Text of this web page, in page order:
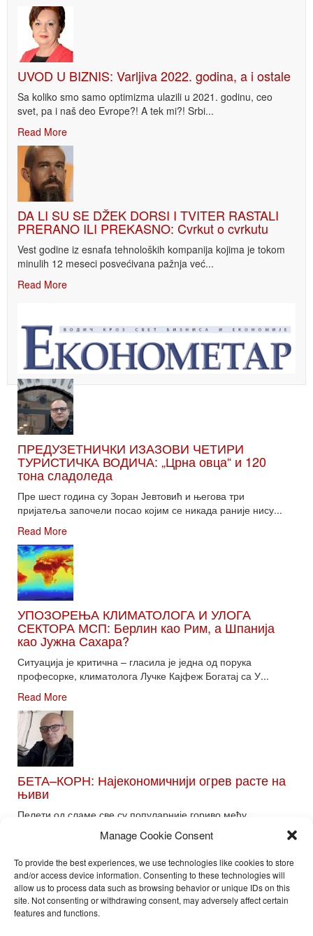
Manage Cookie Consent
To provide the best experiences, we use technologies like cookies to store
and/or access device information. Consenting to these technologies will
allow us to process data such as browsing behavior or unique IDs on this
site. Not consenting or withdrawing consent, may adversely affect certain
features and functions.
UVOD U BIZNIS: Varljiva 2022. godina, a i ostale
Sa koliko smo samo optimizma ulazili u 2021. godinu, ceo
svet, pa i naš deo Evrope?! A tek mi?! Srbi...
Read More
DA LI SU SE DŽEK DORSI I TVITER RASTALI
PRERANO ILI PREKASNO: Cvrkut o cvrkutu
Vest godine iz esnafa tehnoloških kompanija kojima je tokom
minulih 12 meseci posvećivana pažnja već...
Read More
ПРЕДУЗЕТНИЧКИ ИЗАЗОВИ ЧЕТИРИ
ТУРИСТИЧКА ВОДИЧА: „Црна овца“ и 120
тона сладоледа
Пре шест година су Зоран Јевтовић и његова три
пријатеља започели посао којим се никада раније нису...
Read More
УПОЗОРЕЊА КЛИМАТОЛОГА И УЛОГА
СЕКТОРА МСП: Берлин као Рим, а Шпанија
као Јужна Сахара?
Ситуација је критична – гласила је једна од порука
професорке, климатолога Лучке Кајфеж Богатај са У...
Read More
БЕТА–КОРН: Најекономичнији огрев расте на
њиви
Пелети од сламе све су популарније гориво међу
потрошачима. Главне препреке већoj производњи овог ог...
Toggle